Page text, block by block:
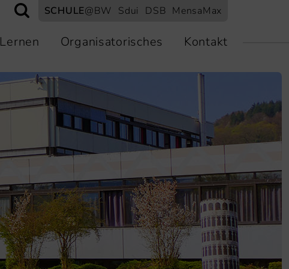
SCHULE@BW Sdui DSB MensaMax
Lernen Organisatorisches Kontakt